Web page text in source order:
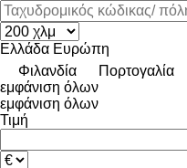
Ελλάδα Ευρώπη
Φιλανδία
Πορτογαλία
εμφάνιση όλων
εμφάνιση όλων
Τιμή